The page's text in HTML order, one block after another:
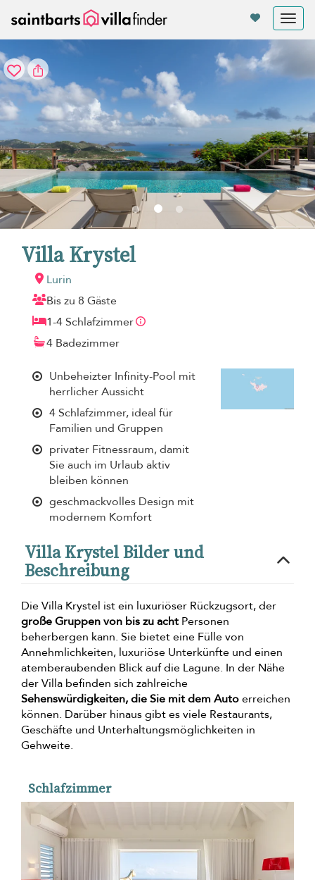
Villa Krystel
Lurin
Bis zu 8 Gäste
1-4 Schlafzimmer
4 Badezimmer
Unbeheizter Infinity-Pool mit
herrlicher Aussicht
4 Schlafzimmer, ideal für
Familien und Gruppen
privater Fitnessraum, damit
Sie auch im Urlaub aktiv
bleiben können
geschmackvolles Design mit
modernem Komfort
Villa Krystel Bilder und
Beschreibung
Die Villa Krystel ist ein luxuriöser Rückzugsort, der
große Gruppen von bis zu acht Personen
beherbergen kann. Sie bietet eine Fülle von
Annehmlichkeiten, luxuriöse Unterkünfte und einen
atemberaubenden Blick auf die Lagune. In der Nähe
der Villa befinden sich zahlreiche
Sehenswürdigkeiten, die Sie mit dem Autoerreichen
können. Darüber hinaus gibt es viele Restaurants,
Geschäfte und Unterhaltungsmöglichkeiten in
Gehweite.
Schlafzimmer
Cookie-Einstellungen